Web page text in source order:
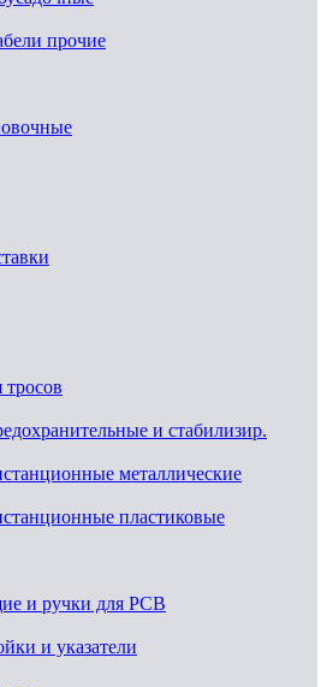
прочие
и стабилизир.
металлические
пластиковые
и ручки для PCB
и указатели